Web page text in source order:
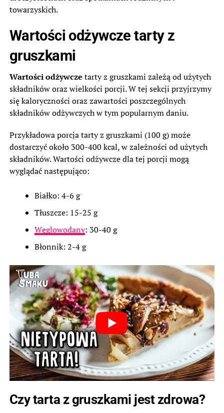
towarzyskich.
Wartości odżywcze tarty z
gruszkami
Wartości odżywcze tarty z gruszkami zależą od użytych
składników oraz wielkości porcji. W tej sekcji przyjrzymy
się kaloryczności oraz zawartości poszczególnych
składników odżywczych w tym popularnym daniu.
Przykładowa porcja tarty z gruszkami (100 g) może
dostarczyć około 300-400 kcal, w zależności od użytych
składników. Wartości odżywcze dla tej porcji mogą
wyglądać następująco:
Białko: 4-6 g
Tłuszcze: 15-25 g
Węglowodany: 30-40 g
Błonnik: 2-4 g
Czy tarta z gruszkami jest zdrowa?